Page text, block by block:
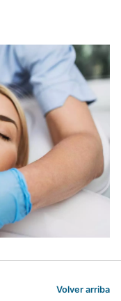
Volver arriba